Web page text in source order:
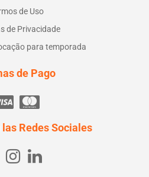
de Uso
de Privacidade
para temporada
de Pago
Redes Sociales